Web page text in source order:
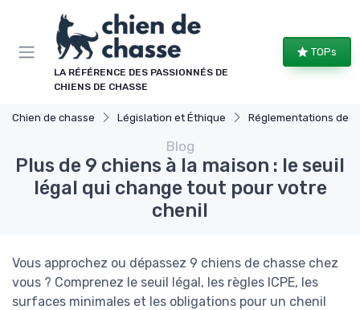
LA RÉFÉRENCE DES PASSIONNÉS DE
CHIENS DE CHASSE
TOPs
Chien de chasse Législation et Éthique Réglementations de
Blog
Plus de 9 chiens à la maison : le seuil
légal qui change tout pour votre
chenil
Vous approchez ou dépassez 9 chiens de chasse chez
vous ? Comprenez le seuil légal, les règles ICPE, les
surfaces minimales et les obligations pour un chenil
Panneau de gestion des cookies